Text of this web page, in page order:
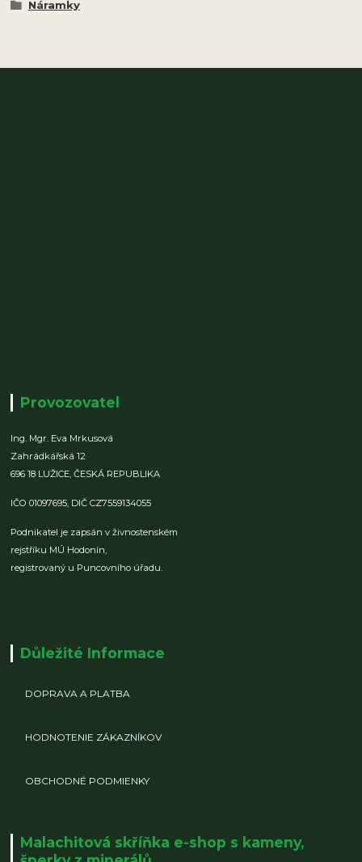
Náramky
Provozovatel
Ing. Mgr. Eva Mrkusová
Zahrádkářská 12
696 18 LUŽICE,ČESKÁ REPUBLIKA
IČO 01097695, DIČ CZ7559134055
Podnikatel je zapsán v živnostenském
rejstříku MÚ Hodonín,
registrovaný u Puncovního úřadu.
Důležité Informace
DOPRAVA A PLATBA
HODNOTENIE ZÁKAZNÍKOV
OBCHODNÉ PODMIENKY
Malachitová skříňka e-shop s kameny,